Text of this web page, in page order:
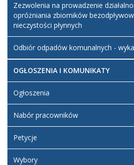
Zezwolenia na prowadzenie
opróżniania zbiorników
nieczystości płynnych
Odbiór odpadów komunalnych -
OGŁOSZENIA I KOMUNIKATY
Ogłoszenia
Nabór pracowników
Petycje
Wybory